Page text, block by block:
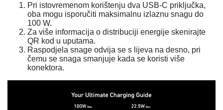
Pri istovremenom korištenju dva USB-C priključka,
oba mogu isporučiti maksimalnu izlaznu snagu do
100 W.
Za više informacija o distribuciji energije skenirajte
QR kod u uputama.
Raspodjela snage odvija se s lijeva na desno, pri
čemu se snaga smanjuje kada se koristi više
konektora.